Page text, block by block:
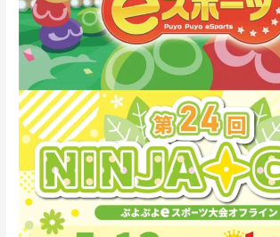
よ
ぷ
よ
ス
ポ
ー
ツ
大
会